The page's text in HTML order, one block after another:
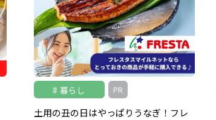
暮らし PR
土用の丑の日はやっぱりうなぎ！フレ